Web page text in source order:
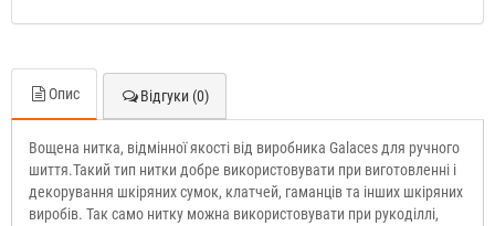
Опис Відгуки (0)
Вощена нитка, відмінної якості від виробника Galaces для ручного
шиття.Такий тип нитки добре використовувати при виготовленні і
декорування шкіряних сумок, клатчей, гаманців та інших шкіряних
виробів. Так само нитку можна використовувати при рукоділлі,